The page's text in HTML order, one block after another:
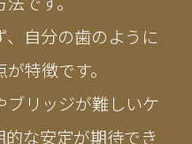
自分の歯のように
特徴です。
ブリッジが難しいケ
な安定が期待でき